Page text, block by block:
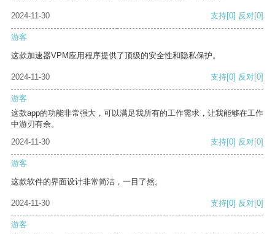
2024-11-30 支持[0] 反对[0]
游客
这款加速器VPM应用程序提供了顶级的安全性和隐私保护。
2024-11-30 支持[0] 反对[0]
游客
这款app的功能非常强大，可以满足我所有的工作需求，让我能够在工作
中游刃有余。
2024-11-30
支持[0] 反对[0]
游客
这款软件的界面设计非常简洁，一目了然。
2024-11-30 支持[0] 反对[0]
游客